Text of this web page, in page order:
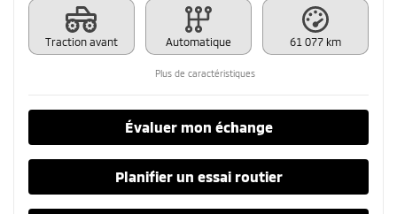
Traction avant Automatique 61 077 km
Plus de caractéristiques
Évaluer mon échange
Planifier un essai routier